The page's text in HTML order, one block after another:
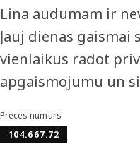
Lina audumam ir
ļauj dienas gaismai
vienlaikus radot
apgaismojumu un
Preces numurs
104.667.72